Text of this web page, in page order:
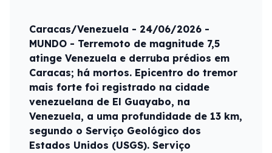
Caracas/Venezuela - 24/06/2026 -
MUNDO - Terremoto de magnitude 7,5
atinge Venezuela e derruba prédios em
Caracas; há mortos. Epicentro do tremor
mais forte foi registrado na cidade
venezuelana de El Guayabo, na
Venezuela, a uma profundidade de 13 km,
segundo o Serviço Geológico dos
Estados Unidos (USGS). Serviço